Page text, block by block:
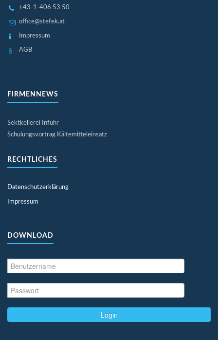
+43-1-406 53 50
office@stefek.at
Impressum
AGB
FIRMENNEWS
Sektkellerei Inführ
Schulungsvortrag Kältemitteleinsatz
RECHTLICHES
Datenschutzerklärung
Impressum
DOWNLOAD
Login